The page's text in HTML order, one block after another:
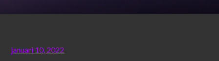
Posted
januari 10, 2022